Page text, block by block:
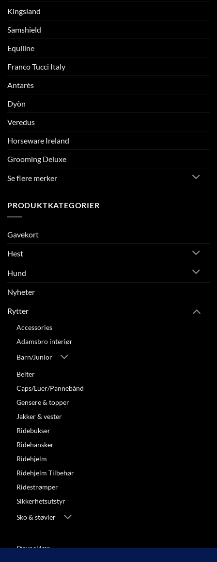
Kingsland
Samshield
Equiline
Franco Tucci Italy
Antarès
Dyòn
Veredus
Horseware Ireland
Grooming Deluxe
Se flere merker
PRODUKTKATEGORIER
Gavekort
Hest
Hund
Nyheter
Rytter
Accessories
Adamsbro interiør
Barn/Junior
Belter
Caps/Luer/Pannebånd
Gensere & topper
Jakker & vester
Ridebukser
Ridehansker
Ridehjelm
Ridehjelm Tilbehør
Ridestrømper
Sikkerhetsutstyr
Sko & støvler
Stevneklær